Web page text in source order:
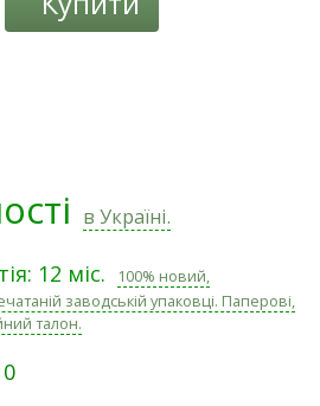
в Україні.
12 міс.
100% новий,
заводській упаковці. Паперові,
талон.